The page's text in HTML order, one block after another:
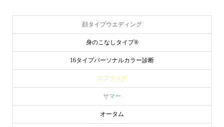
顔タイプウエディング
身のこなしタイプ®
16タイプパーソナルカラー診断
スプリング
サマー
オータム